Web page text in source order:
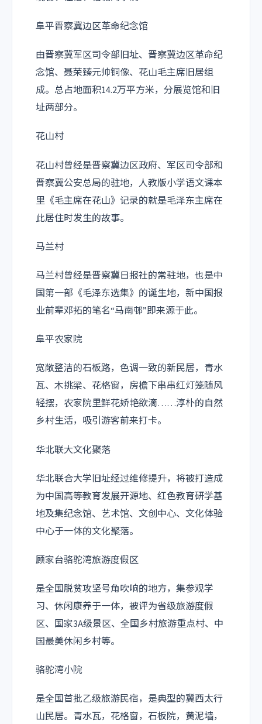
阜平晋察冀边区革命纪念馆
由晋察冀军区司令部旧址、晋察冀边区革命纪
念馆、聂荣臻元帅铜像、花山毛主席旧居组
成。总占地面积14.2万平方米，分展览馆和旧
址两部分。
花山村
花山村曾经是晋察冀边区政府、军区司令部和
晋察冀公安总局的驻地，人教版小学语文课本
里《毛主席在花山》记录的就是毛泽东主席在
此居住时发生的故事。
马兰村
马兰村曾经是晋察冀日报社的常驻地，也是中
国第一部《毛泽东选集》的诞生地，新中国报
业前辈邓拓的笔名“马南邨”即来源于此。
阜平农家院
宽敞整洁的石板路，色调一致的新民居，青水
瓦、木挑梁、花格窗，房檐下串串红灯笼随风
轻摆，农家院里鲜花娇艳欲滴……淳朴的自然
乡村生活，吸引游客前来打卡。
华北联大文化聚落
华北联合大学旧址经过维修提升，将被打造成
为中国高等教育发展开源地、红色教育研学基
地及集纪念馆、艺术馆、文创中心、文化体验
中心于一体的文化聚落。
顾家台骆驼湾旅游度假区
是全国脱贫攻坚号角吹响的地方，集参观学
习、休闲康养于一体，被评为省级旅游度假
区、国家3A级景区、全国乡村旅游重点村、中
国最美休闲乡村等。
骆驼湾小院
是全国首批乙级旅游民宿，是典型的冀西太行
山民居。青水瓦，花格窗，石板院，黄泥墙，